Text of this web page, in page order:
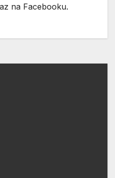
na Facebooku.